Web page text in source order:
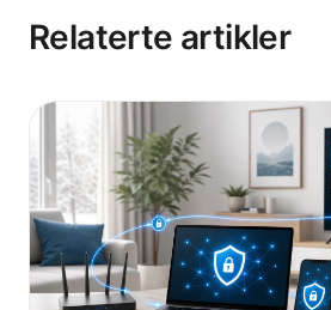
Relaterte artikler